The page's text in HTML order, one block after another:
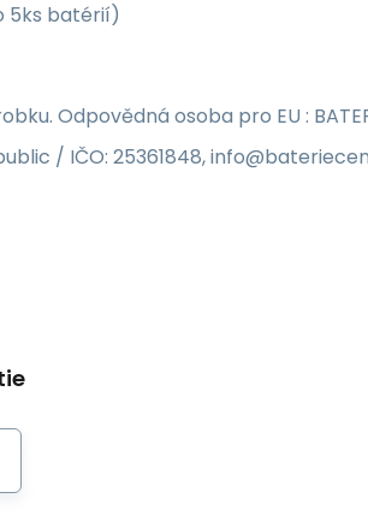
5ks batérií)
Odpovědná osoba pro EU :
/ IČO: 25361848,